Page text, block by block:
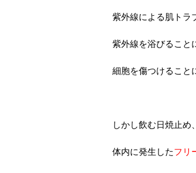
紫外線による肌トラ
紫外線を浴びること
細胞を傷つけること
しかし飲む日焼止め、
体内に発生したフリ